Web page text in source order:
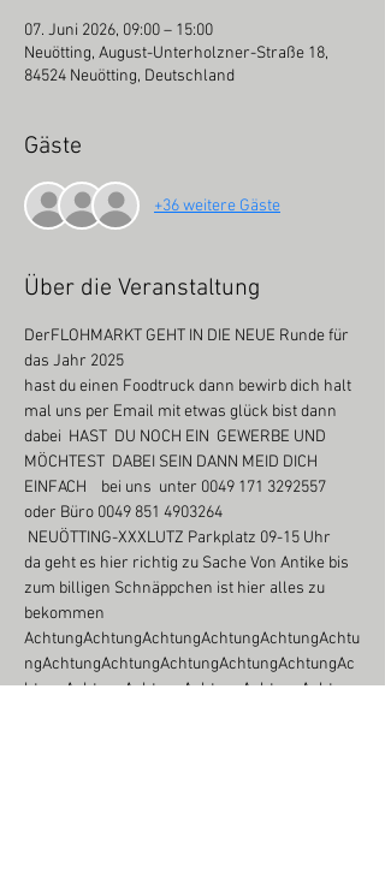
07. Juni 2026, 09:00 – 15:00
Neuötting, August-Unterholzner-Straße 18,
84524 Neuötting, Deutschland
Gäste
+36 weitere Gäste
Über die Veranstaltung
DerFLOHMARKT GEHT IN DIE NEUE Runde für
das Jahr 2025
hast du einen Foodtruck dann bewirb dich halt
mal uns per Email mit etwas glück bist dann
dabei  HAST  DU NOCH EIN  GEWERBE UND
MÖCHTEST  DABEI SEIN DANN MEID DICH
EINFACH    bei uns  unter 0049 171 3292557
oder Büro 0049 851 4903264
NEUÖTTING-XXXLUTZ Parkplatz 09-15 Uhr
da geht es hier richtig zu Sache Von Antike bis
zum billigen Schnäppchen ist hier alles zu
bekommen
AchtungAchtungAchtungAchtungAchtungAchtu
ngAchtungAchtungAchtungAchtungAchtungAc
htungAchtungAchtungAchtungAchtungAchtung